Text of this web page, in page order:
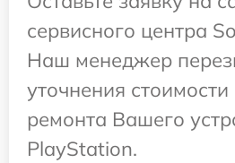
сервисного центра
Наш менеджер
уточнения
ремонта Вашего
PlayStation.